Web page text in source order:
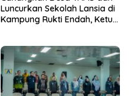
Luncurkan Sekolah Lansia di
Kampung Rukti Endah, Ketua
dari Desa